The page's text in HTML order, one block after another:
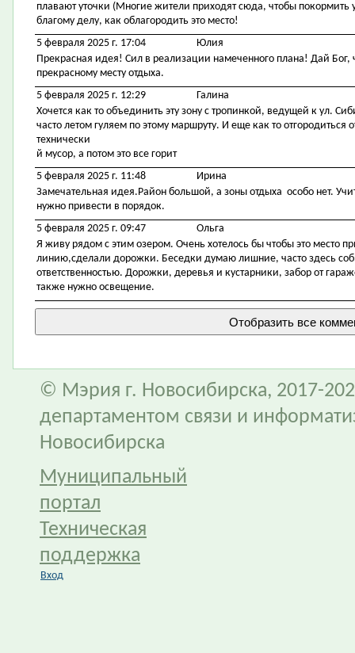
плавают уточки (Многие жители приходят сюда, чтобы покормить
благому делу, как облагородить это место!
5 февраля 2025 г. 17:04
Юлия
Прекрасная идея! Сил в реализации намеченного плана! Дай
прекрасному месту отдыха.
5 февраля 2025 г. 12:29
Галина
Хочется как то объединить эту зону с тропинкой, ведущей к ул.
часто летом гуляем по этому маршруту. И еще как то
технически
й мусор, а потом это все горит
5 февраля 2025 г. 11:48
Ирина
Замечательная идея.Район большой, а зоны отдыха особо нет.
нужно привести в порядок.
5 февраля 2025 г. 09:47
Ольга
Я живу рядом с этим озером. Очень хотелось бы чтобы это место
линию,сделали дорожки. Беседки думаю лишние, часто здесь
ответственностью. Дорожки, деревья и кустарники, забор от
также нужно освещение.
© Мэрия г. Новосибирска, 2017-
департаментом связи и
Новосибирска
Муниципальный
портал
Техническая
поддержка
Вход